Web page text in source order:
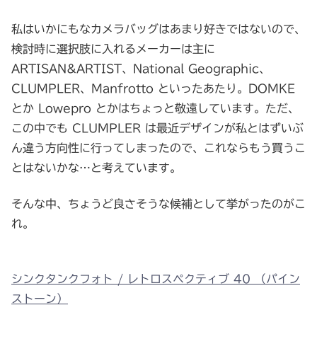
私はいかにもなカメラバッグはあまり好きではないので、
検討時に選択肢に入れるメーカーは主に
ARTISAN&ARTIST、National Geographic、
CLUMPLER、Manfrotto といったあたり。DOMKE
とか Lowepro とかはちょっと敬遠しています。ただ、
この中でも CLUMPLER は最近デザインが私とはずいぶ
ん違う方向性に行ってしまったので、これならもう買うこ
とはないかな…と考えています。
そんな中、ちょうど良さそうな候補として挙がったのがこ
れ。
シンクタンクフォト / レトロスペクティブ 40 （パイン
ストーン）